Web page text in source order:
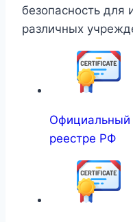
безопасность для
различных
Официальный
реестре РФ